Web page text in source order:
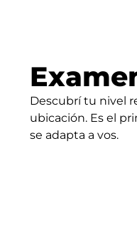
Descubrí tu nivel
ubicación. Es el
se adapta a vos.